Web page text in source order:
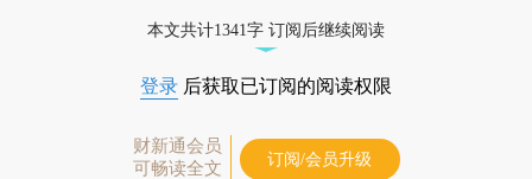
本文共计1341字 订阅后继续阅读
登录 后获取已订阅的阅读权限
财新通会员
可畅读全文
订阅/会员升级